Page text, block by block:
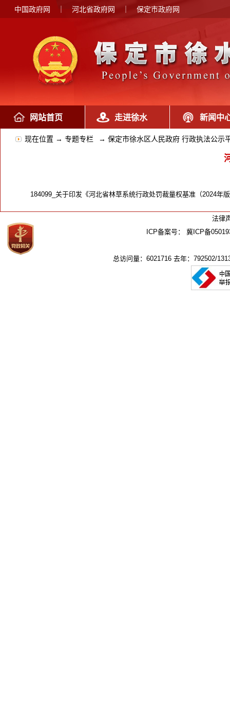
中国政府网 河北省政府网 保定市政府网
网站首页 走进徐水 新闻中
现在位置 → 专题专栏 → 保定市徐水区人民政府 行政执法公示
184099_关于印发《河北省林草系统行政处罚裁量权基准（2024年
法律
ICP备案号：
冀ICP备
总访问量：6021716 去年：792502/